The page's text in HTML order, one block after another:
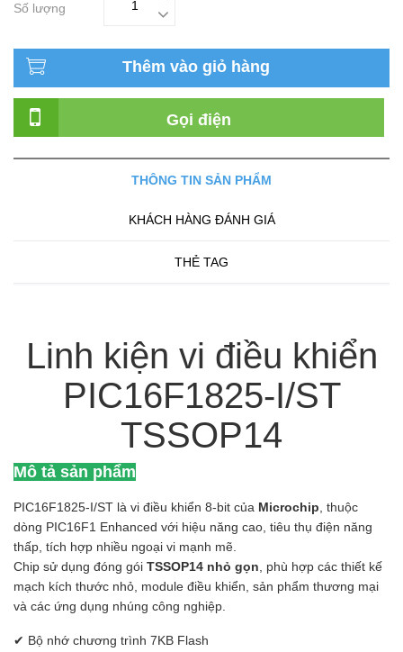
Số lượng
Thêm vào giỏ hàng
Gọi điện
THÔNG TIN SẢN PHẨM
KHÁCH HÀNG ĐÁNH GIÁ
THẺ TAG
Linh kiện vi điều khiển
PIC16F1825-I/ST
TSSOP14
Mô tả sản phẩm
PIC16F1825-I/ST là vi điều khiển 8-bit của Microchip , thuộc
dòng PIC16F1 Enhanced với hiệu năng cao, tiêu thụ điện năng
thấp, tích hợp nhiều ngoại vi mạnh mẽ.
Chip sử dụng đóng gói TSSOP14 nhỏ gọn , phù hợp các thiết kế
mạch kích thước nhỏ, module điều khiển, sản phẩm thương mại
và các ứng dụng nhúng công nghiệp.
✔ Bộ nhớ chương trình 7KB Flash